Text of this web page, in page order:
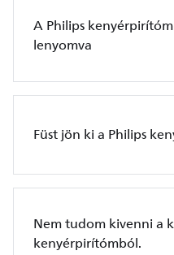
A Philips
lenyomva
Füst jön ki a Philips
Nem tudom kivenni a
kenyérpirítómból.